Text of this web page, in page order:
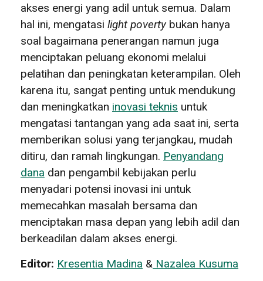
akses energi yang adil untuk semua. Dalam
hal ini, mengatasi light poverty bukan hanya
soal bagaimana penerangan namun juga
menciptakan peluang ekonomi melalui
pelatihan dan peningkatan keterampilan. Oleh
karena itu, sangat penting untuk mendukung
dan meningkatkan inovasi teknis untuk
mengatasi tantangan yang ada saat ini, serta
memberikan solusi yang terjangkau, mudah
ditiru, dan ramah lingkungan. Penyandang
dana dan pengambil kebijakan perlu
menyadari potensi inovasi ini untuk
memecahkan masalah bersama dan
menciptakan masa depan yang lebih adil dan
berkeadilan dalam akses energi.
Editor: Kresentia Madina & Nazalea Kusuma